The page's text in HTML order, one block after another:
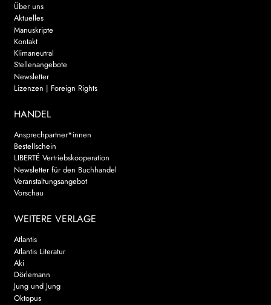
Über uns
Aktuelles
Manuskripte
Kontakt
Klimaneutral
Stellenangebote
Newsletter
Lizenzen | Foreign Rights
HANDEL
Ansprechpartner*innen
Bestellschein
LIBERTÉ Vertriebskooperation
Newsletter für den Buchhandel
Veranstaltungsangebot
Vorschau
WEITERE VERLAGE
Atlantis
Atlantis Literatur
Aki
Dörlemann
Jung und Jung
Oktopus